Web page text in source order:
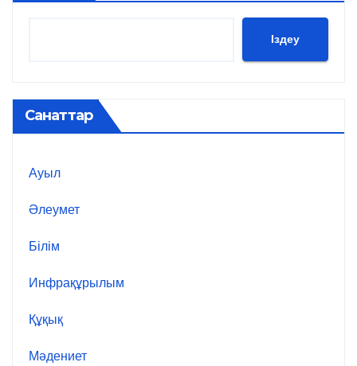
Іздеу
Санаттар
Ауыл
Әлеумет
Білім
Инфрақұрылым
Құқық
Мәдениет